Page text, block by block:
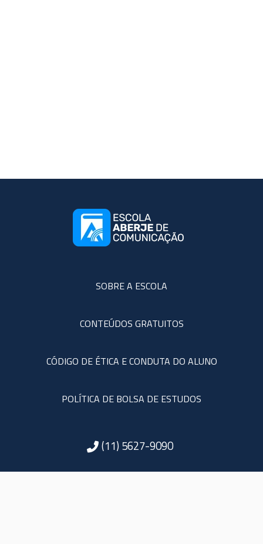
SOBRE A ESCOLA
CONTEÚDOS GRATUITOS
CÓDIGO DE ÉTICA E CONDUTA DO ALUNO
POLÍTICA DE BOLSA DE ESTUDOS
(11) 5627-9090